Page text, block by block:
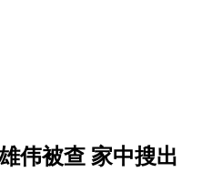
伟被查 家中搜出